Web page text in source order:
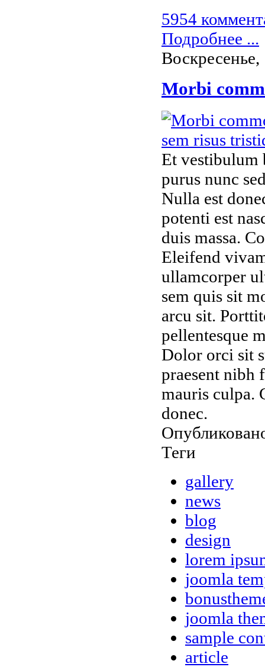
5954
Подробнее ...
Morbi
Et vestibulum
purus nunc
Nulla est
potenti est
duis massa.
Eleifend
ullamcorper
sem quis sit
arcu sit.
pellentesque
Dolor orci sit
praesent nibh
mauris culpa.
donec.
Теги
gallery
news
blog
design
lorem
joomla
joomla
sample
article